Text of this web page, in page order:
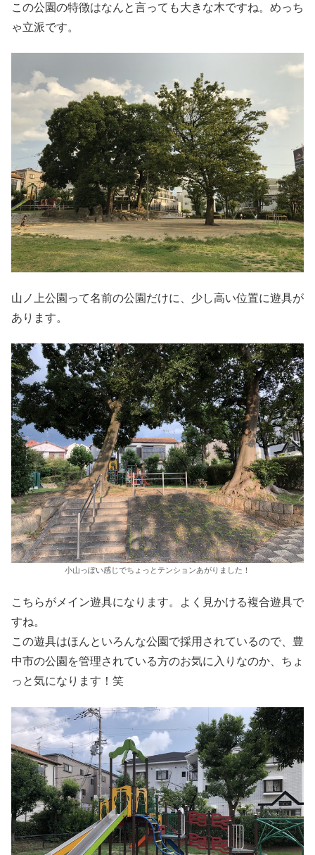
この公園の特徴はなんと言っても大きな木ですね。めっち
ゃ立派です。
山ノ上公園って名前の公園だけに、少し高い位置に遊具が
あります。
小山っぽい感じでちょっとテンションあがりました！
こちらがメイン遊具になります。よく見かける複合遊具で
すね。
この遊具はほんといろんな公園で採用されているので、豊
中市の公園を管理されている方のお気に入りなのか、ちょ
っと気になります！笑